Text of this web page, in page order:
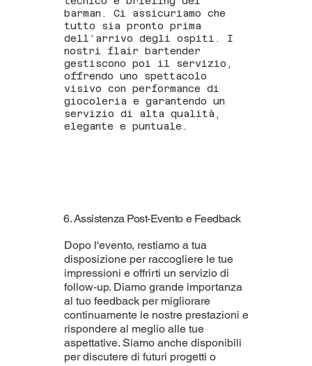
barman. Ci assicuriamo che
tutto sia pronto prima
dell’arrivo degli ospiti. I
nostri flair bartender
gestiscono poi il servizio,
offrendo uno spettacolo
visivo con performance di
giocoleria e garantendo un
servizio di alta qualità,
elegante e puntuale.
6. Assistenza Post-Evento e Feedback
Dopo l'evento, restiamo a tua
disposizione per raccogliere le tue
impressioni e offrirti un servizio di
follow-up. Diamo grande importanza
al tuo feedback per migliorare
continuamente le nostre prestazioni e
rispondere al meglio alle tue
aspettative. Siamo anche disponibili
per discutere di futuri progetti o